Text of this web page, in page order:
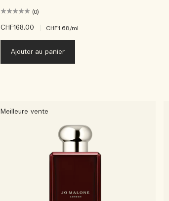
(0)
CHF168.00 CHF1.68/ml
Ajouter au panier
Meilleure vente